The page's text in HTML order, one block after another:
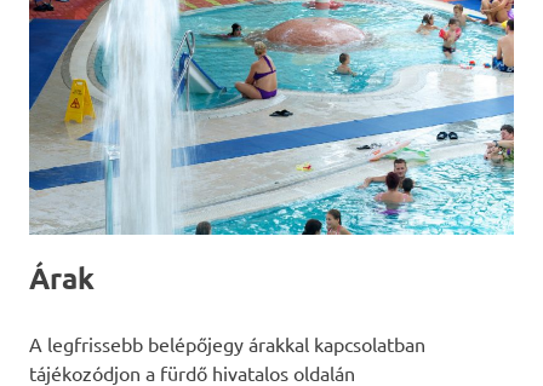
Árak
A legfrissebb belépőjegy árakkal kapcsolatban
tájékozódjon a fürdő hivatalos oldalán